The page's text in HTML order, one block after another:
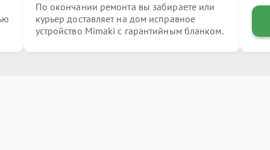
По окончании ремонта вы забираете или
курьер доставляет на дом исправное
устройство Mimaki с гарантийным бланком.